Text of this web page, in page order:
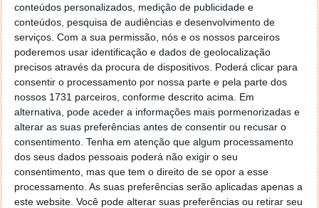
conteúdos personalizados, medição de publicidade e
conteúdos, pesquisa de audiências e desenvolvimento de
serviços. Com a sua permissão, nós e os nossos parceiros
poderemos usar identificação e dados de geolocalização
precisos através da procura de dispositivos. Poderá clicar para
consentir o processamento por nossa parte e pela parte dos
nossos 1731 parceiros, conforme descrito acima. Em
alternativa, pode aceder a informações mais pormenorizadas e
alterar as suas preferências antes de consentir ou recusar o
consentimento. Tenha em atenção que algum processamento
dos seus dados pessoais poderá não exigir o seu
consentimento, mas que tem o direito de se opor a esse
processamento. As suas preferências serão aplicadas apenas a
este website. Você pode alterar suas preferências ou retirar seu
São cães ou peluches?